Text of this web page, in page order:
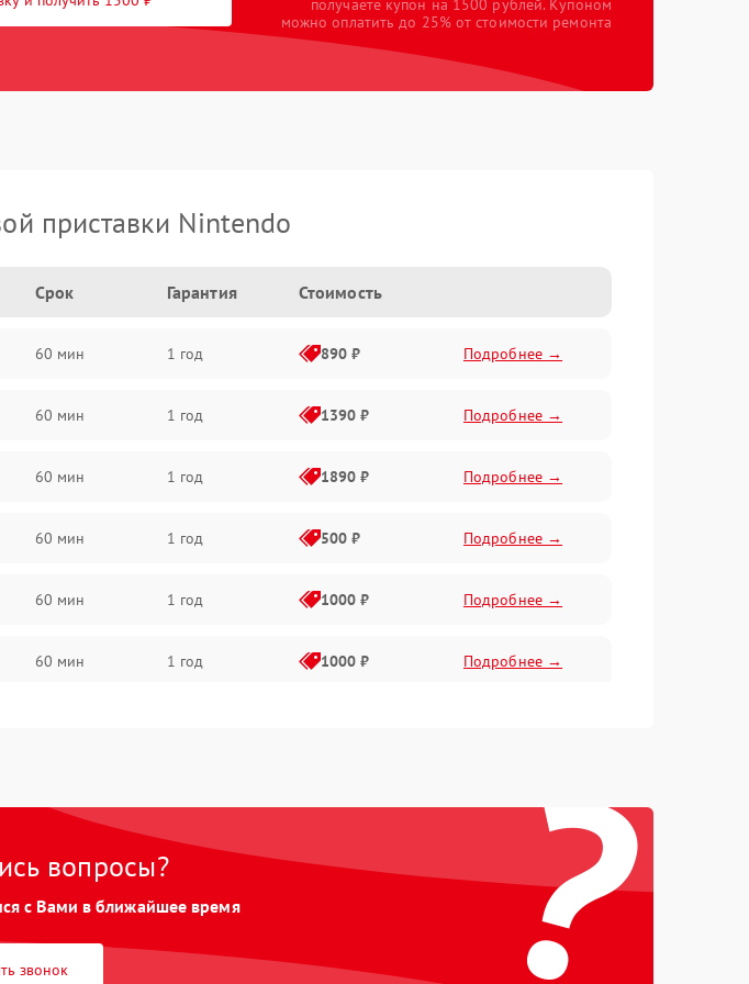
получаете купон на 1500 рублей. Купоном
можно оплатить до 25% от стоимости ремонта
приставки Nintendo
Срок Гарантия Стоимость
60 мин 1 год 890 ₽ Подробнее →
60 мин 1 год 1390 ₽ Подробнее →
60 мин 1 год 1890 ₽ Подробнее →
60 мин 1 год 500 ₽ Подробнее →
60 мин 1 год 1000 ₽ Подробнее →
60 мин 1 год 1000 ₽ Подробнее →
?
вопросы?
с Вами в ближайшее время
звонок